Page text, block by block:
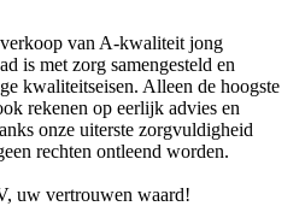
van A-kwaliteit jong
is met zorg samengesteld en
kwaliteitseisen. Alleen de hoogste
rekenen op eerlijk advies en
onze uiterste zorgvuldigheid
rechten ontleend worden.
uw vertrouwen waard!